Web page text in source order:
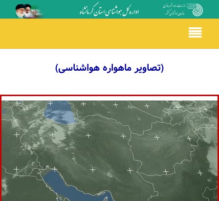
Toggle
navigation
(تصاویر ماهواره هواشناسی)